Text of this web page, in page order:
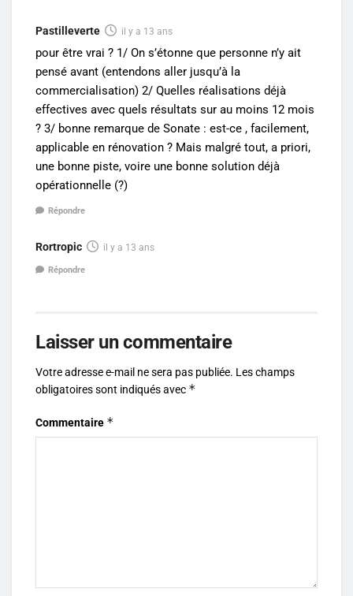
Pastilleverte il y a 13 ans
pour être vrai ? 1/ On s’étonne que personne n’y ait
pensé avant (entendons aller jusqu’à la
commercialisation) 2/ Quelles réalisations déjà
effectives avec quels résultats sur au moins 12 mois
? 3/ bonne remarque de Sonate : est-ce , facilement,
applicable en rénovation ? Mais malgré tout, a priori,
une bonne piste, voire une bonne solution déjà
opérationnelle (?)
Répondre
Rortropic il y a 13 ans
Répondre
Laisser un commentaire
Votre adresse e-mail ne sera pas publiée. Les champs
obligatoires sont indiqués avec *
Commentaire *